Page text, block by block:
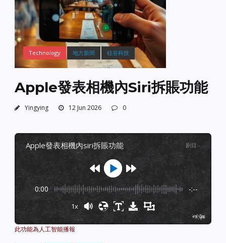
Technology 地方新聞 硅谷科技
Apple發表相機內Siri拆賬功能
Yingying 12 Jun 2026 0
apple發表相機內siri拆賬功能 剧目 :-
0:00 -:--
1x
GSpeech